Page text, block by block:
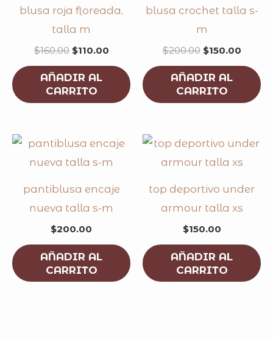
blusa roja floreada,
talla m
$160.00 $110.00
AÑADIR AL
CARRITO
blusa crochet talla s-
m
$200.00 $150.00
AÑADIR AL
CARRITO
pantiblusa encaje
nueva talla s-m
$200.00
AÑADIR AL
CARRITO
top deportivo under
armour talla xs
$150.00
AÑADIR AL
CARRITO